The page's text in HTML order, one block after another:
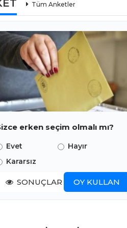
Tüm Anketler
erken seçim olmalı mı?
Evet
Hayır
Kararsız
SONUÇLAR OY KULLAN